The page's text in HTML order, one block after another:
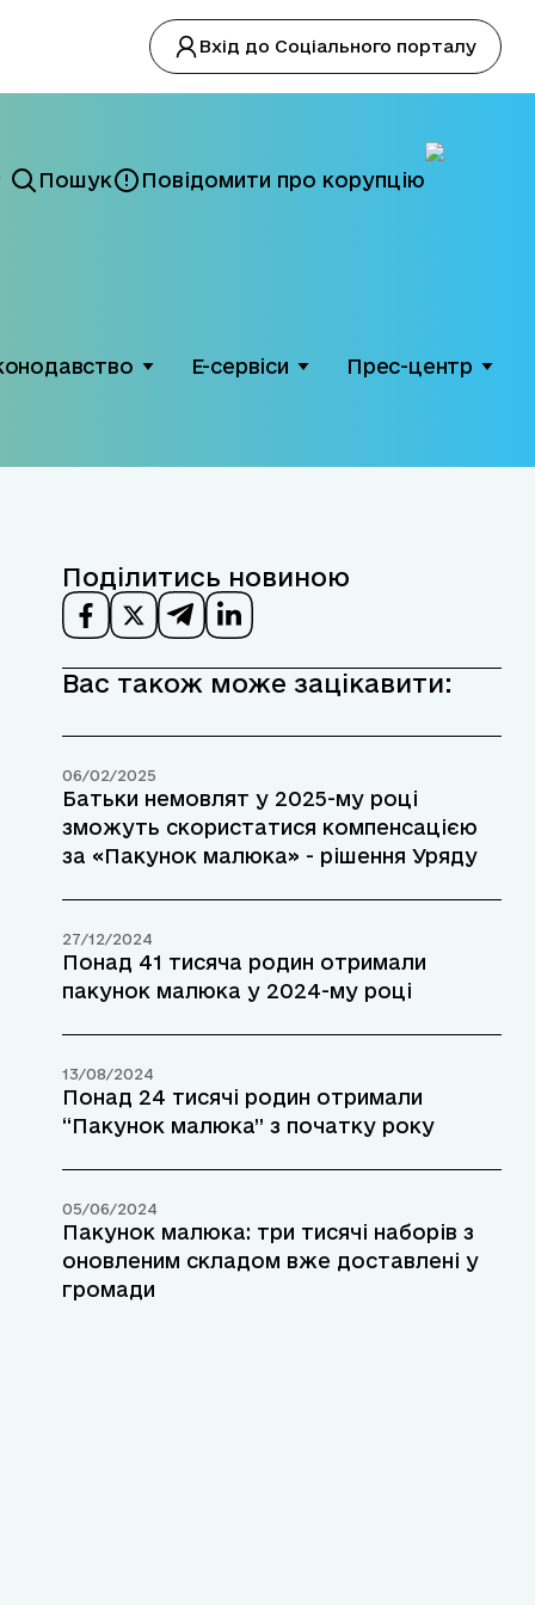
Вхід до Соціального порталу
Пошук Повідомити про корупцію
Е-сервіси Прес-центр
Поділитись новиною
Вас також може зацікавити:
06/02/2025
Батьки немовлят у 2025-му році
зможуть скористатися компенсацією
за «Пакунок малюка» - рішення Уряду
27/12/2024
Понад 41 тисяча родин отримали
пакунок малюка у 2024-му році
13/08/2024
Понад 24 тисячі родин отримали
“Пакунок малюка” з початку року
05/06/2024
Пакунок малюка: три тисячі наборів з
оновленим складом вже доставлені у
громади